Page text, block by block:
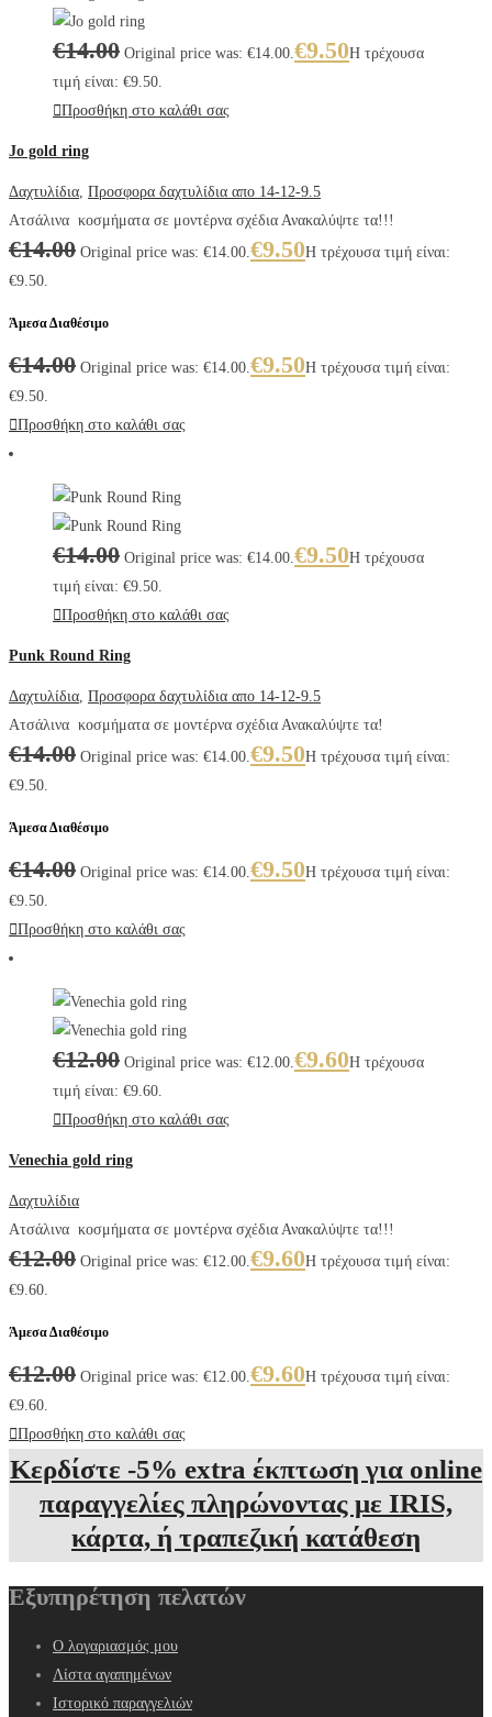
€14.00 Original price was: €14.00. €9.50Η τρέχουσα
τιμή είναι: €9.50.
Προσθήκη στο καλάθι σας
Jo gold ring
Δαχτυλίδια Προσφορα δαχτυλίδια απο 14-12-9.5
Ατσάλινα κοσμήματα σε μοντέρνα σχέδια Ανακαλύψτε τα!!!
€14.00 Original price was: €14.00. €9.50Η τρέχουσα τιμή είναι:
€9.50.
Άμεσα Διαθέσιμο
€14.00 Original price was: €14.00. €9.50Η τρέχουσα τιμή είναι:
€9.50.
Προσθήκη στο καλάθι σας
€14.00 Original price was: €14.00. €9.50Η τρέχουσα
τιμή είναι: €9.50.
Προσθήκη στο καλάθι σας
Punk Round Ring
Δαχτυλίδια Προσφορα δαχτυλίδια απο 14-12-9.5
Ατσάλινα κοσμήματα σε μοντέρνα σχέδια Ανακαλύψτε τα!
€14.00 Original price was: €14.00. €9.50Η τρέχουσα τιμή είναι:
€9.50.
Άμεσα Διαθέσιμο
€14.00 Original price was: €14.00. €9.50Η τρέχουσα τιμή είναι:
€9.50.
Προσθήκη στο καλάθι σας
€12.00 Original price was: €12.00. €9.60Η τρέχουσα
τιμή είναι: €9.60.
Προσθήκη στο καλάθι σας
Venechia gold ring
Δαχτυλίδια
Ατσάλινα κοσμήματα σε μοντέρνα σχέδια Ανακαλύψτε τα!!!
€12.00 Original price was: €12.00. €9.60Η τρέχουσα τιμή είναι:
€9.60.
Άμεσα Διαθέσιμο
€12.00 Original price was: €12.00. €9.60Η τρέχουσα τιμή είναι:
€9.60.
Προσθήκη στο καλάθι σας
Κερδίστε -5% extra έκπτωση για online
παραγγελίες πληρώνοντας με IRIS,
κάρτα, ή τραπεζική κατάθεση
Εξυπηρέτηση πελατών
Ο λογαριασμός μου
Λίστα αγαπημένων
Ιστορικό παραγγελιών